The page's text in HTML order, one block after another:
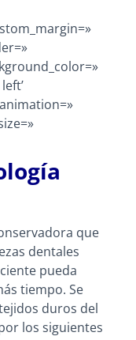
que
dentales
pueda
tiempo. Se
duros del
los siguientes